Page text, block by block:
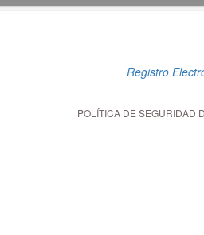
Registro
POLÍTICA DE SEGURIDAD